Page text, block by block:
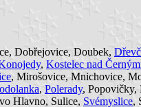
Dobřejovice, Doubek,
, Kostelec nad
, Mirošovice, Mnichovice,
, Polerady, Popovičky,
Hlavno, Sulice, Svémyslice,